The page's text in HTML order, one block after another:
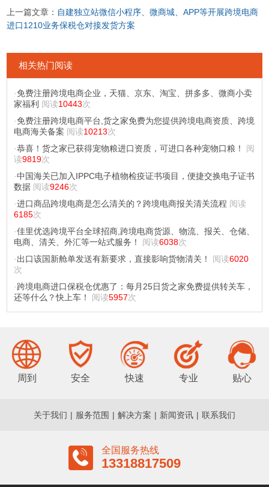
上一篇文章： 自建独立站微信小程序、微商城、APP等开展跨境电商
进口1210业务保税仓对接发货方案
相关热门阅读
·免费注册跨境电商企业，天猫、京东、淘宝、拼多多、微商小卖
家福利 阅读10443次
·免费注册跨境电商平台,货之家免费为您提供跨境电商资质、跨境
电商海关备案 阅读10213次
·恭喜！货之家已获得宠物粮进口资质，可进口各种宠物口粮！
阅
读9819次
·中国海关已加入IPPC电子植物检疫证书项目，便捷交换电子证书
数据阅读9246次
·进口商品跨境电商是怎么清关的？跨境电商报关清关流程 阅读
6185次
·佳里优选跨境平台全球招商,跨境电商货源、物流、报关、仓储、
电商、清关、外汇等一站式服务！
阅读6038次
·出口该国新舱单发送有新要求，直接影响货物清关！ 阅读6020
次
·跨境电商进口保税仓优惠了：每月25日货之家免费提供转关车，
还等什么？快上车！
阅读5957次
周到 安全 快速 专业 贴心
关于我们 | 服务范围 | 解决方案 | 新闻资讯 | 联系我们
全国服务热线
13318817509